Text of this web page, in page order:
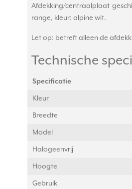
Afdekking/centraalplaat
range, kleur: alpine wit.
Let op: betreft alleen de
Technische
Specificatie
Kleur
Breedte
Model
Halogeenvrij
Hoogte
Gebruik